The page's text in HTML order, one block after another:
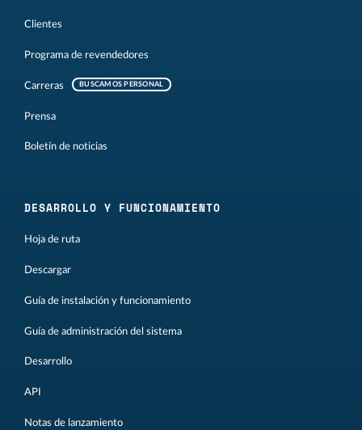
Clientes
Programa de revendedores
Carreras BUSCAMOS PERSONAL
Prensa
Boletín de noticias
DESARROLLO Y FUNCIONAMIENTO
Hoja de ruta
Descargar
Guía de instalación y funcionamiento
Guía de administración del sistema
Desarrollo
API
Notas de lanzamiento